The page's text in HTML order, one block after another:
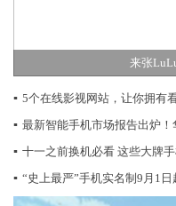
来张
▪ 5个在线影视网站，让你拥有
▪ 最新智能手机市场报告出炉
▪ 十一之前换机必看 这些大牌
▪ “史上最严”手机实名制9月1